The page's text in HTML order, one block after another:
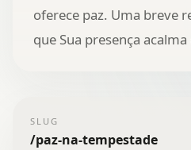
oferece paz. Uma breve
que Sua presença
SLUG
/paz-na-tempestade